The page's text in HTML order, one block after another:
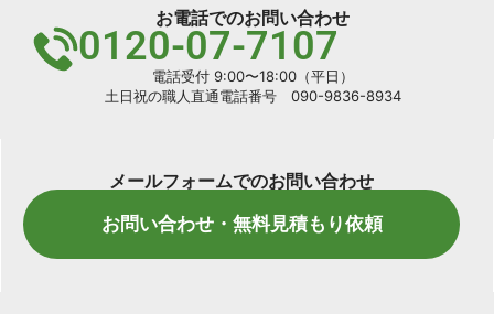
お電話でのお問い合わせ
0120-07-7107
電話受付 9:00〜18:00（平日）
土日祝の職人直通電話番号 090-9836-8934
メールフォームでのお問い合わせ
お問い合わせ・無料見積もり依頼